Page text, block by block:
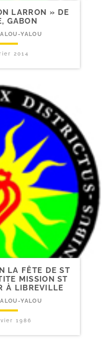
LARRON » DE
GABON
YALOU
2014
LA FÊTE DE ST
MISSION ST
À LIBREVILLE
YALOU
1986